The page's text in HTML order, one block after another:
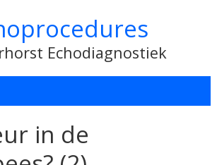
Echodiagnostiek
in de